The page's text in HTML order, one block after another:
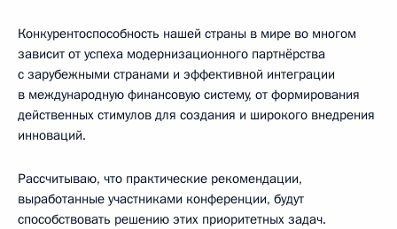
Конкурентоспособность нашей страны в мире во многом
зависит от успеха модернизационного партнёрства
с зарубежными странами и эффективной интеграции
в международную финансовую систему, от формирования
действенных стимулов для создания и широкого внедрения
инноваций.
Рассчитываю, что практические рекомендации,
выработанные участниками конференции, будут
способствовать решению этих приоритетных задач.